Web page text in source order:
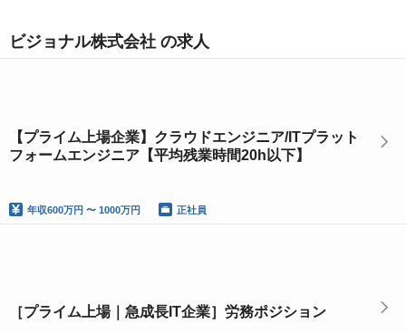
ビジョナル株式会社 の求人
【プライム上場企業】クラウドエンジニア/ITプラット
フォームエンジニア【平均残業時間20h以下】
年収600万円 〜 1000万円 正社員
［プライム上場｜急成長IT企業］労務ポジション